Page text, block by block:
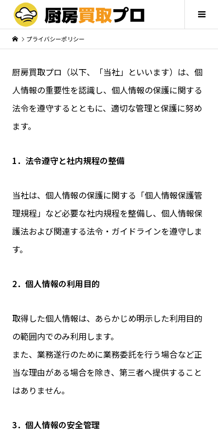
プライバシーポリシー
厨房買取プロ（以下、「当社」といいます）は、個
人情報の重要性を認識し、個人情報の保護に関する
法令を遵守するとともに、適切な管理と保護に努め
ます。
1．法令遵守と社内規程の整備
当社は、個人情報の保護に関する「個人情報保護管
理規程」など必要な社内規程を整備し、個人情報保
護法および関連する法令・ガイドラインを遵守しま
す。
2．個人情報の利用目的
取得した個人情報は、あらかじめ明示した利用目的
の範囲内でのみ利用します。
また、業務遂行のために業務委託を行う場合など正
当な理由がある場合を除き、第三者へ提供すること
はありません。
3．個人情報の安全管理